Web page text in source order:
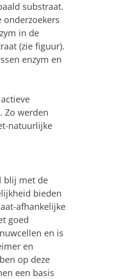
substraat.
onderzoekers
in de
(zie figuur).
enzym en
Zo werden
natuurlijke
blij met de
bieden
afhankelijke
goed
en is
en
op deze
een basis